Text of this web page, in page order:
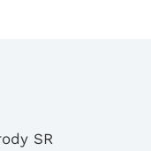
SR